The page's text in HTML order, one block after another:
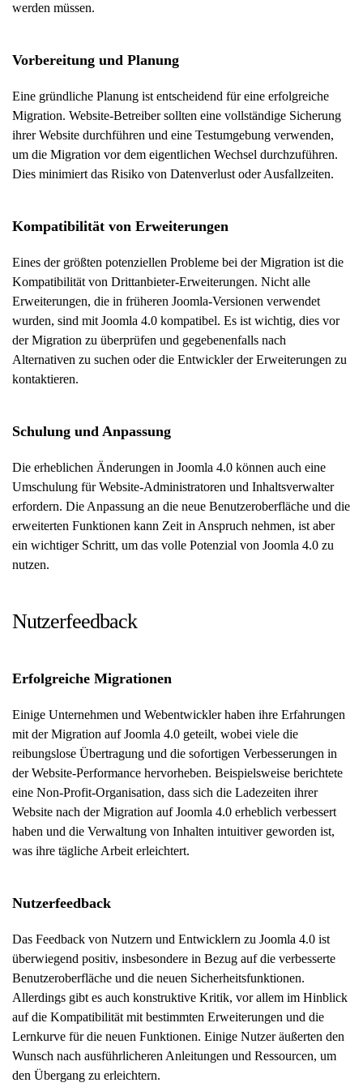
werden müssen.
Vorbereitung und Planung
Eine gründliche Planung ist entscheidend für eine erfolgreiche
Migration. Website-Betreiber sollten eine vollständige Sicherung
ihrer Website durchführen und eine Testumgebung verwenden,
um die Migration vor dem eigentlichen Wechsel durchzuführen.
Dies minimiert das Risiko von Datenverlust oder Ausfallzeiten.
Kompatibilität von Erweiterungen
Eines der größten potenziellen Probleme bei der Migration ist die
Kompatibilität von Drittanbieter-Erweiterungen. Nicht alle
Erweiterungen, die in früheren Joomla-Versionen verwendet
wurden, sind mit Joomla 4.0 kompatibel. Es ist wichtig, dies vor
der Migration zu überprüfen und gegebenenfalls nach
Alternativen zu suchen oder die Entwickler der Erweiterungen zu
kontaktieren.
Schulung und Anpassung
Die erheblichen Änderungen in Joomla 4.0 können auch eine
Umschulung für Website-Administratoren und Inhaltsverwalter
erfordern. Die Anpassung an die neue Benutzeroberfläche und die
erweiterten Funktionen kann Zeit in Anspruch nehmen, ist aber
ein wichtiger Schritt, um das volle Potenzial von Joomla 4.0 zu
nutzen.
Nutzerfeedback
Erfolgreiche Migrationen
Einige Unternehmen und Webentwickler haben ihre Erfahrungen
mit der Migration auf Joomla 4.0 geteilt, wobei viele die
reibungslose Übertragung und die sofortigen Verbesserungen in
der Website-Performance hervorheben. Beispielsweise berichtete
eine Non-Profit-Organisation, dass sich die Ladezeiten ihrer
Website nach der Migration auf Joomla 4.0 erheblich verbessert
haben und die Verwaltung von Inhalten intuitiver geworden ist,
was ihre tägliche Arbeit erleichtert.
Nutzerfeedback
Das Feedback von Nutzern und Entwicklern zu Joomla 4.0 ist
überwiegend positiv, insbesondere in Bezug auf die verbesserte
Benutzeroberfläche und die neuen Sicherheitsfunktionen.
Allerdings gibt es auch konstruktive Kritik, vor allem im Hinblick
auf die Kompatibilität mit bestimmten Erweiterungen und die
Lernkurve für die neuen Funktionen. Einige Nutzer äußerten den
Wunsch nach ausführlicheren Anleitungen und Ressourcen, um
den Übergang zu erleichtern.